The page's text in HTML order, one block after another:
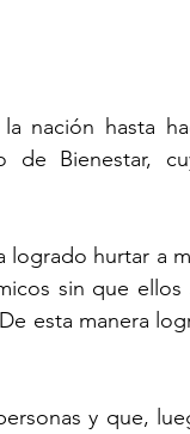
nación hasta
de Bienestar,
logrado hurtar a
sin que ellos
esta manera
y que,